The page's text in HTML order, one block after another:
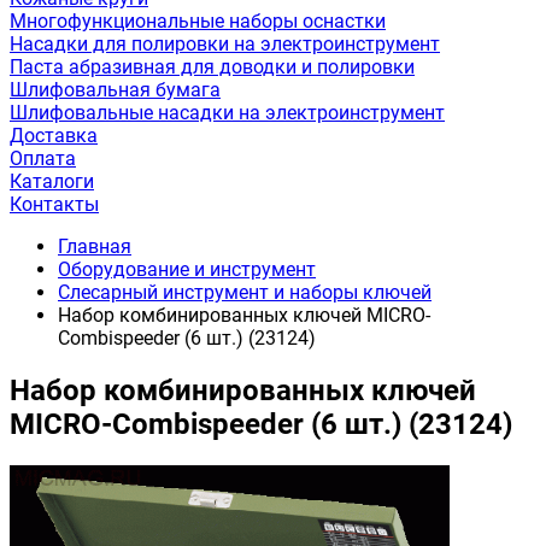
Многофункциональные наборы оснастки
Насадки для полировки на электроинструмент
Паста абразивная для доводки и полировки
Шлифовальная бумага
Шлифовальные насадки на электроинструмент
Доставка
Оплата
Каталоги
Контакты
Главная
Оборудование и инструмент
Слесарный инструмент и наборы ключей
Набор комбинированных ключей MICRO-
Combispeeder (6 шт.) (23124)
Набор комбинированных ключей
MICRO-Combispeeder (6 шт.) (23124)